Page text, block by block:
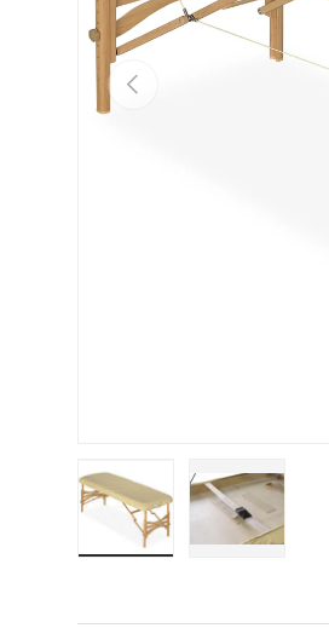
Vorherige